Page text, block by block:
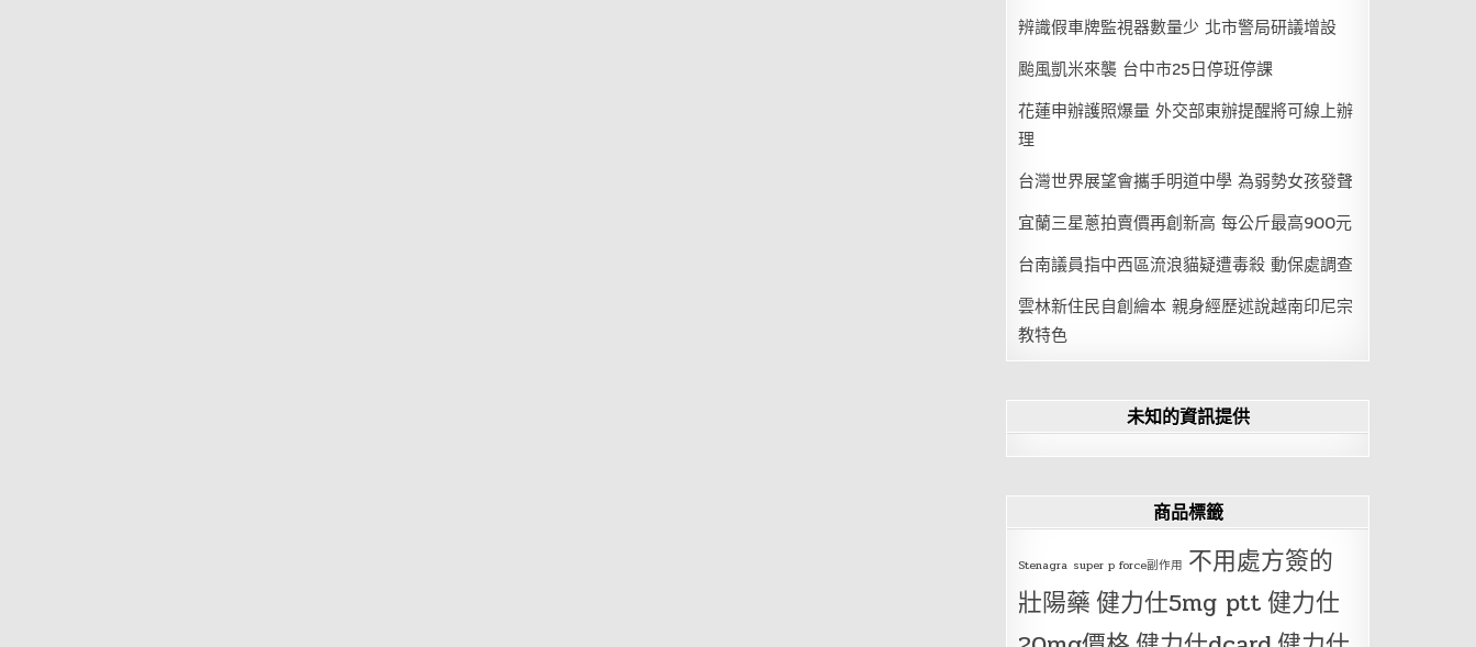
辨識假車牌監視器數量少 北市警局研議增設
颱風凱米來襲 台中市25日停班停課
花蓮申辦護照爆量 外交部東辦提醒將可線上辦
理
台灣世界展望會攜手明道中學 為弱勢女孩發聲
宜蘭三星蔥拍賣價再創新高 每公斤最高900元
台南議員指中西區流浪貓疑遭毒殺 動保處調查
雲林新住民自創繪本 親身經歷述說越南印尼宗
教特色
未知的資訊提供
商品標籤
Stenagra super p force副作用 不用處方簽的
壯陽藥健力仕5mg ptt健力仕